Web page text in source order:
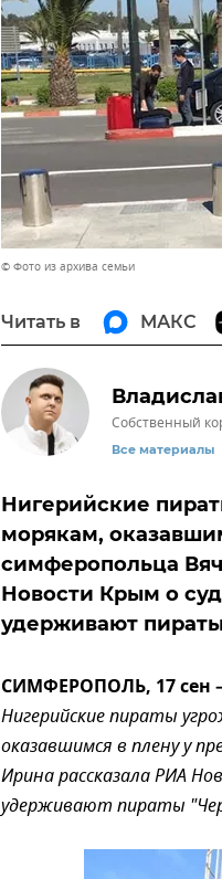
© Фото из архива семьи
Читать в МАКС
Собственный
Все материалы
Нигерийские
морякам,
симферопольца
Новости Крым о
удерживают
СИМФЕРОПОЛЬ, 17 сен
Нигерийские пираты
оказавшимся в плену у
Ирина рассказала РИА
удерживают пираты